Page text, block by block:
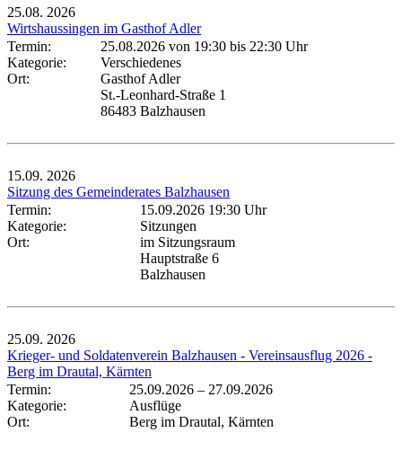
25.08. 2026
Wirtshaussingen im Gasthof Adler
Termin:
25.08.2026 von 19:30 bis 22:30 Uhr
Kategorie:
Verschiedenes
Ort:
Gasthof Adler
St.-Leonhard-Straße 1
86483 Balzhausen
15.09. 2026
Sitzung des Gemeinderates Balzhausen
Termin:
15.09.2026 19:30 Uhr
Kategorie:
Sitzungen
Ort:
im Sitzungsraum
Hauptstraße 6
Balzhausen
25.09. 2026
Krieger- und Soldatenverein Balzhausen - Vereinsausflug 2026 -
Berg im Drautal, Kärnten
Termin:
25.09.2026 – 27.09.2026
Kategorie:
Ausflüge
Ort:
Berg im Drautal, Kärnten